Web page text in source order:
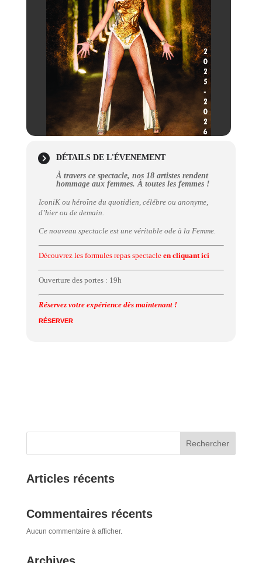
DÉTAILS DE L'ÉVENEMENT
À travers ce spectacle, nos 18 artistes rendent
hommage aux femmes. À toutes les femmes !
IconiK ou héroïne du quotidien, célébre ou anonyme,
d’hier ou de demain.
Ce nouveau spectacle est une véritable ode à la Femme.
Découvrez les formules repas spectacle en cliquant ici
Ouverture des portes : 19h
Réservez votre expérience dès maintenant !
RÉSERVER
Rechercher
Articles récents
Commentaires récents
Aucun commentaire à afficher.